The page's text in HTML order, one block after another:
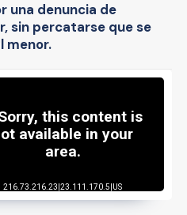
una denuncia de
sin percatarse que se
menor.